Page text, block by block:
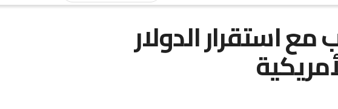
مع استقرار الدولار